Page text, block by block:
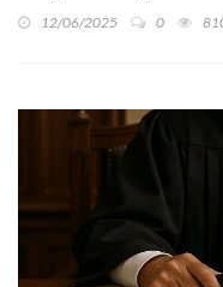
12/06/2025 0